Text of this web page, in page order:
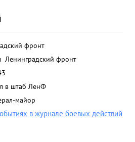
фронт
Ленинградский фронт
в штаб ЛенФ
майор
в журнале боевых действий